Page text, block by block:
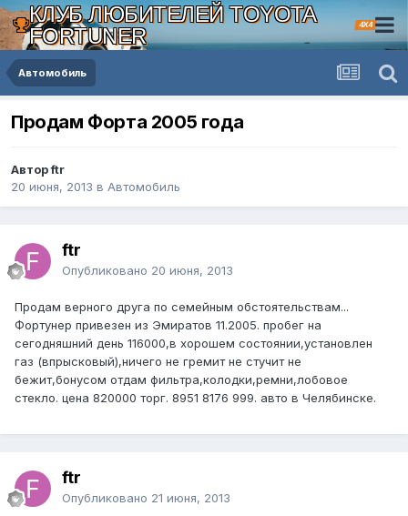
КЛУБ ЛЮБИТЕЛЕЙ TOYOTA
FORTUNER
4X4
Автомобиль
Продам Форта 2005 года
Автор ftr
20 июня, 2013 в Автомобиль
ftr
Опубликовано 20 июня, 2013
Продам верного друга по семейным обстоятельствам...
Фортунер привезен из Эмиратов 11.2005. пробег на
сегодняшний день 116000,в хорошем состоянии,установлен
газ (впрысковый),ничего не гремит не стучит не
бежит,бонусом отдам фильтра,колодки,ремни,лобовое
стекло. цена 820000 торг. 8951 8176 999. авто в Челябинске.
ftr
Опубликовано 21 июня, 2013